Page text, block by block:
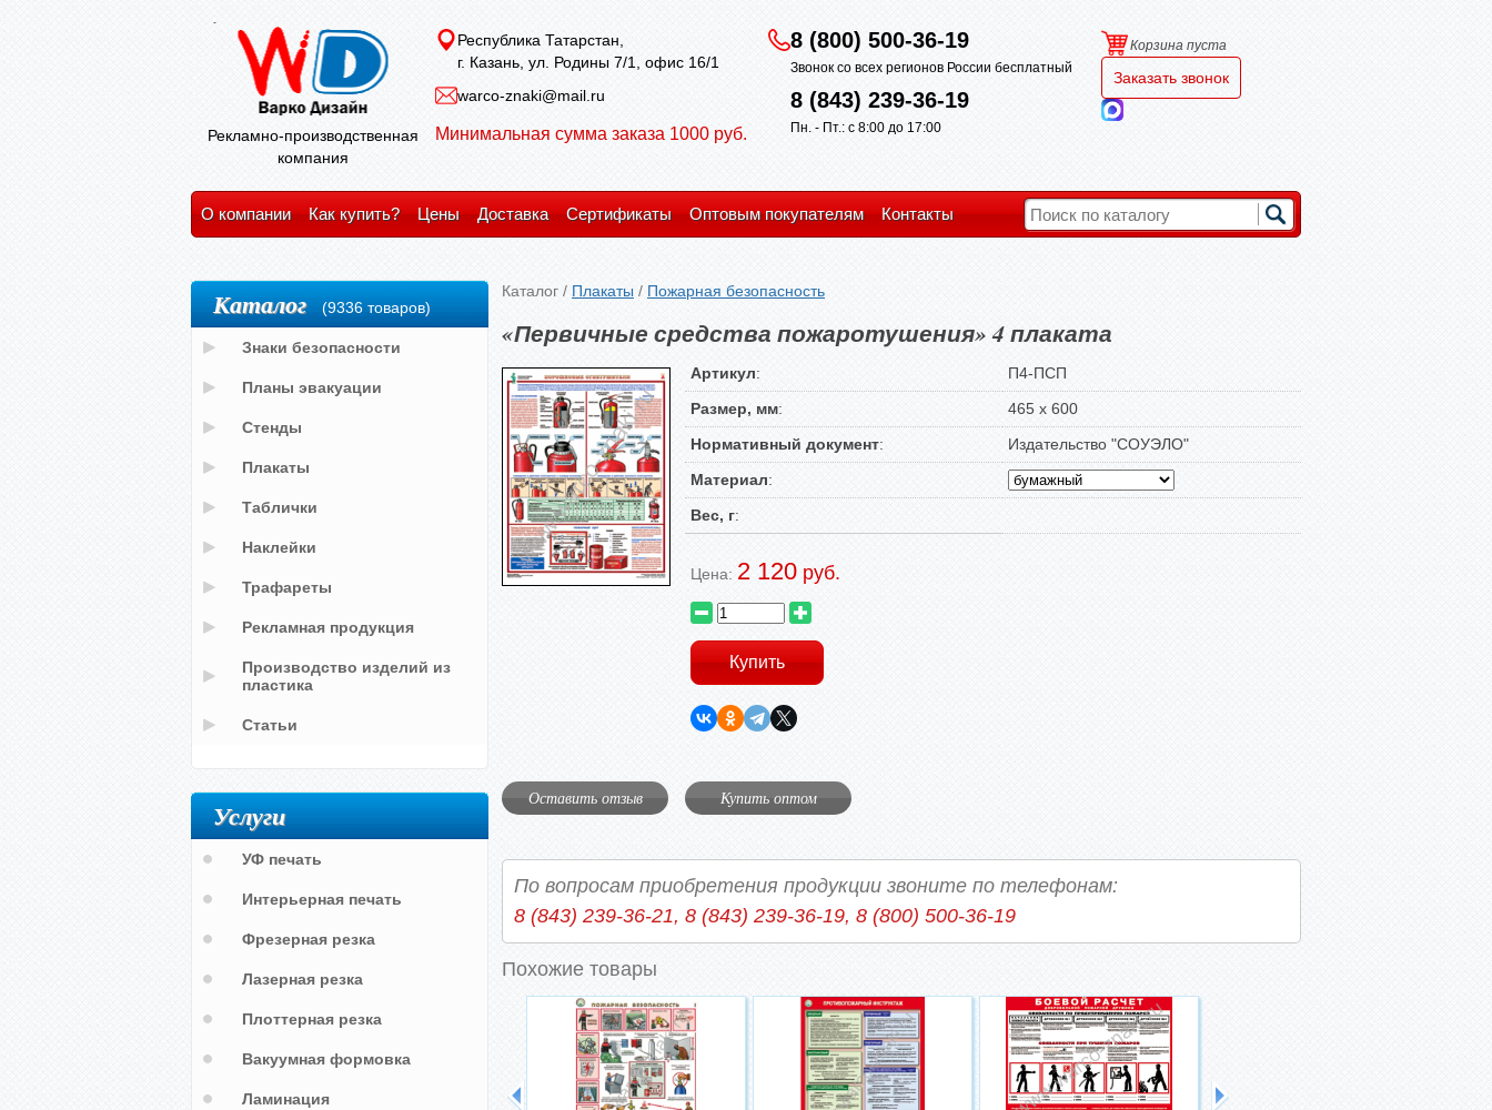
Рекламно-производственная
компания
Республика Татарстан,
г. Казань, ул. Родины 7/1, офис 16/1
warco-znaki@mail.ru
Минимальная сумма заказа 1000 руб.
8 (800) 500-36-19
Звонок со всех регионов России бесплатный
8 (843) 239-36-19
Пн. - Пт.: с 8:00 до 17:00
Корзина пуста
Заказать звонок
О компании Как купить? Цены Доставка Сертификаты Оптовым покупателям Контакты
Каталог / Плакаты / Пожарная безопасность
«Первичные средства пожаротушения» 4 плаката
Артикул:
П4-ПСП
Размер, мм:
465 х 600
Нормативный документ:
Издательство "СОУЭЛО"
Материал:
Вес, г:
Цена: 2 120 руб.
Оставить отзыв Купить оптом
По вопросам приобретения продукции звоните по телефонам:
8 (843) 239-36-21, 8 (843) 239-36-19, 8 (800) 500-36-19
Похожие товары
Каталог (9336 товаров)
Знаки безопасности
Планы эвакуации
Стенды
Плакаты
Таблички
Наклейки
Трафареты
Рекламная продукция
Производство изделий из
пластика
Статьи
Услуги
УФ печать
Интерьерная печать
Фрезерная резка
Лазерная резка
Плоттерная резка
Вакуумная формовка
Ламинация